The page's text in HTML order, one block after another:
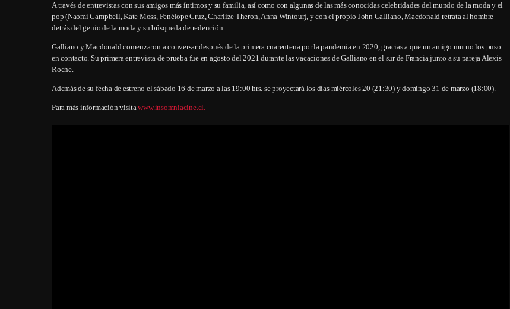
A través de entrevistas con sus amigos más íntimos y su familia, así como con algunas de las más conocidas celebridades del mundo de la moda y el
pop (Naomi Campbell, Kate Moss, Penélope Cruz, Charlize Theron, Anna Wintour), y con el propio John Galliano, Macdonald retrata al hombre
detrás del genio de la moda y su búsqueda de redención.
Galliano y Macdonald comenzaron a conversar después de la primera cuarentena por la pandemia en 2020, gracias a que un amigo mutuo los puso
en contacto. Su primera entrevista de prueba fue en agosto del 2021 durante las vacaciones de Galliano en el sur de Francia junto a su pareja Alexis
Roche.
Además de su fecha de estreno el sábado 16 de marzo a las 19:00 hrs. se proyectará los días miércoles 20 (21:30) y domingo 31 de marzo (18:00).
Para más información visitawww.insomniacine.cl.